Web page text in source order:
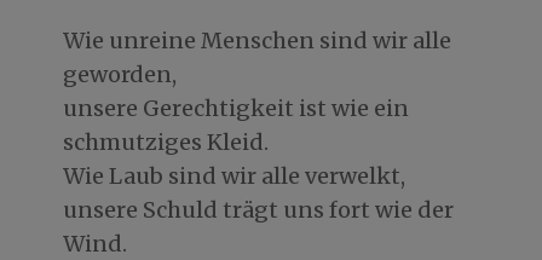
Wie unreine Menschen sind wir alle
geworden,
unsere Gerechtigkeit ist wie ein
schmutziges Kleid.
Wie Laub sind wir alle verwelkt,
unsere Schuld trägt uns fort wie der
Wind.